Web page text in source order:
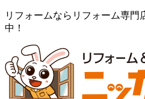
リフォームならリフォーム専門
中！